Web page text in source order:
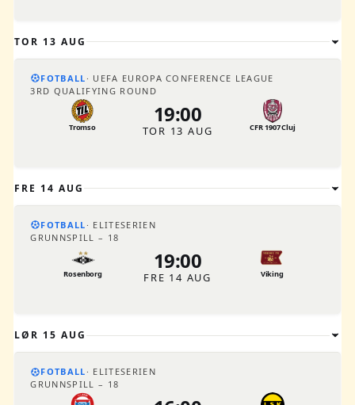
TOR 13 AUG
FOTBALL
UEFA EUROPA CONFERENCE LEAGUE
3RD QUALIFYING ROUND
Tromso
19:00
TOR 13 AUG CFR 1907 Cluj
FRE 14 AUG
FOTBALL
ELITESERIEN
GRUNNSPILL – 18
Rosenborg
19:00
FRE 14 AUG Viking
LØR 15 AUG
FOTBALL
ELITESERIEN
GRUNNSPILL – 18